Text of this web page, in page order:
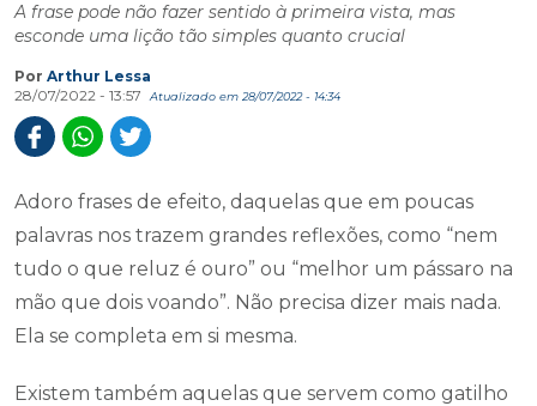
A frase pode não fazer sentido à primeira vista, mas
esconde uma lição tão simples quanto crucial
Por Arthur Lessa
28/07/2022 - 13:57
Atualizado em 28/07/2022 - 14:34
Adoro frases de efeito, daquelas que em poucas
palavras nos trazem grandes reflexões, como “nem
tudo o que reluz é ouro” ou “melhor um pássaro na
mão que dois voando”. Não precisa dizer mais nada.
Ela se completa em si mesma.
Existem também aquelas que servem como gatilho